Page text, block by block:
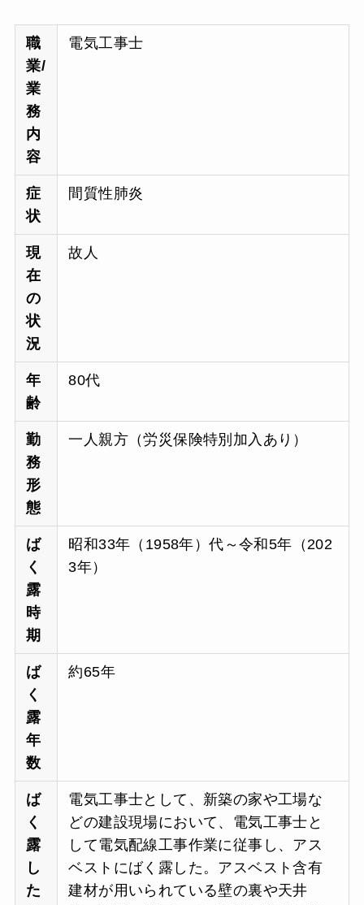
職
業/
業
務
内
容
電気工事士
症
状
間質性肺炎
現
在
の
状
況
故人
年
齢
80代
勤
務
形
態
一人親方（労災保険特別加入あり）
ば
く
露
時
期
昭和33年（1958年）代～令和5年（202
3年）
ば
く
露
年
数
約65年
ば
く
露
し
た
電気工事士として、新築の家や工場な
どの建設現場において、電気工事士と
して電気配線工事作業に従事し、アス
ベストにばく露した。アスベスト含有
建材が用いられている壁の裏や天井